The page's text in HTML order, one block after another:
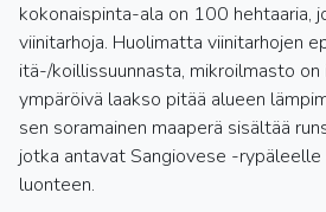
kokonaispinta-ala on 100 hehtaaria,
viinitarhoja. Huolimatta viinitarhojen
itä-/koillissuunnasta, mikroilmasto on
ympäröivä laakso pitää alueen
sen soramainen maaperä sisältää
jotka antavat Sangiovese -
luonteen.